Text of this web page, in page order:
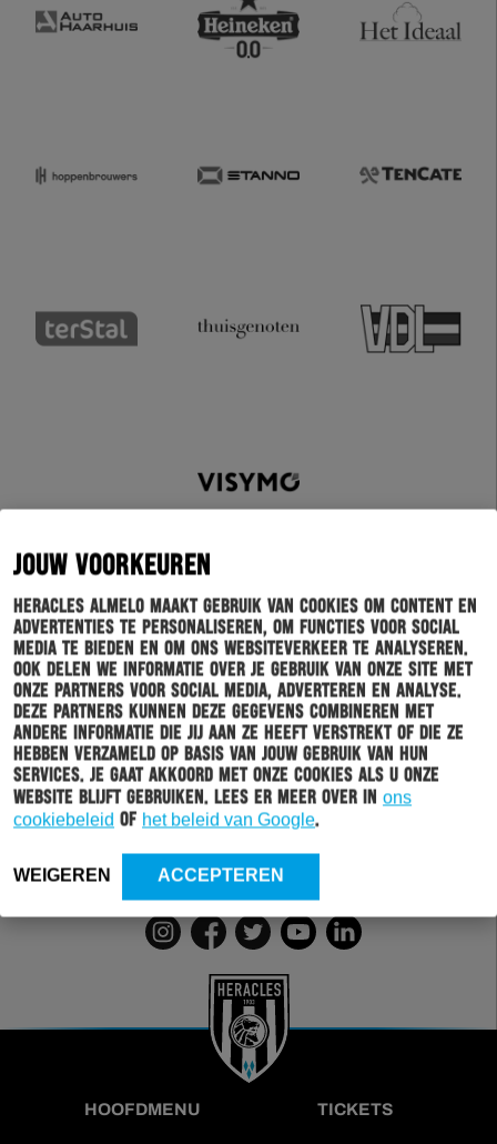
JOUW VOORKEUREN
Heracles Almelo maakt gebruik van cookies om content en
advertenties te personaliseren, om functies voor social
media te bieden en om ons websiteverkeer te analyseren.
Ook delen we informatie over je gebruik van onze site met
onze partners voor social media, adverteren en analyse.
Deze partners kunnen deze gegevens combineren met
andere informatie die jij aan ze heeft verstrekt of die ze
hebben verzameld op basis van jouw gebruik van hun
services. Je gaat akkoord met onze cookies als u onze
website blijft gebruiken. Lees er meer over in ons
cookiebeleid of het beleid van Google.
WEIGEREN ACCEPTEREN
Schrijf je in voor onze nieuwsbrief
Wil jij altijd en overal op de hoogte gehouden worden
van al het clubnieuws? Schrijf je dan in voor de
nieuwsbrief van Heracles Almelo. Doordat je zelf aan
kan geven welk nieuws jij van ons wil ontvangen,
sturen wij alleen nieuws wat voor jou relevant is.
INSCHRIJVEN
HOOFDMENU TICKETS